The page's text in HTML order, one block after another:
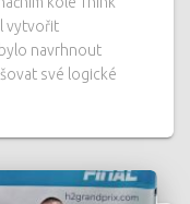
vytvořit
navrhnout
své logické